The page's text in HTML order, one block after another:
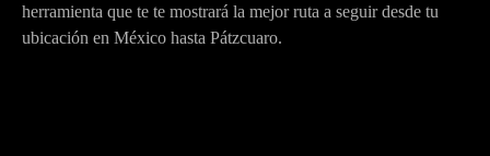
herramienta que te te mostrará la mejor ruta a seguir desde tu
ubicación en México hasta Pátzcuaro.